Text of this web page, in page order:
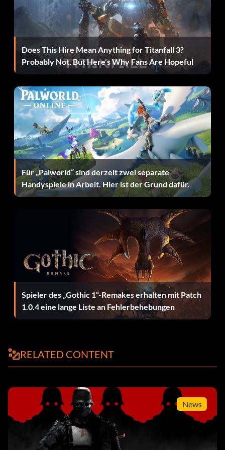
Schnelles Ziehen (Bronze): Schalte den taktischen Vorteil
2 frei.
Schnelle Regeneration (Bronze): Schalte den taktischen
Vorteil 3 frei.
Waffenmagazin + (Bronze): Schalte die taktische Perk 4
frei.
Schrotflintenmagazin + (Bronze): Schalte den taktischen
Vorteil 5 frei.
AR-Magazin + (Bronze): Schaltet den taktischen Perk 6
frei.
Scharfschützenmagazin + (Bronze): Schalte den
Schnelles Nachladen (Silber): Schalte den taktischen
Vorteil 8 frei.
Doppeltes Nachladen (Bronze): Schalte die
Angriffsfähigkeit 1 frei.
Ausdauer I (Bronze): Schalte die Angriffsabwehr 2 frei.
Ausdauer II (Bronze): Schalte die Angriffsfertigkeit 5 frei.
Autopanzer (Bronze): Schalte die Angriffsfähigkeit 6 frei.
LKW-Batterie + (Bronze): Schaltet den Angriffs-Perk 7
Does This Hire Mean Anything for Titanfall 3?
Probably Not, But Here’s Why Fans Are Hopeful
Für „Palworld“ sind derzeit zwei separate
Handyspiele in Arbeit. Hier ist der Grund dafür.
Spieler des „Gothic 1“-Remakes erhalten mit Patch
1.0.4 eine lange Liste an Fehlerbehebungen
RELATED CONTENT
News